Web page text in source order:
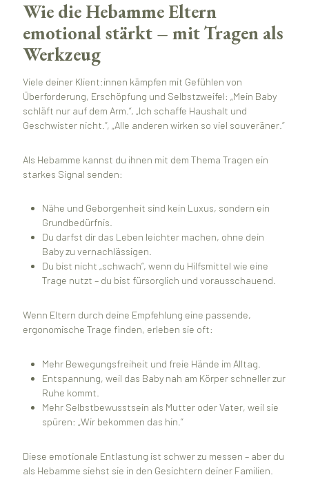
Wie die Hebamme Eltern
emotional stärkt – mit Tragen als
Werkzeug
Viele deiner Klient:innen kämpfen mit Gefühlen von
Überforderung, Erschöpfung und Selbstzweifel: „Mein Baby
schläft nur auf dem Arm.“, „Ich schaffe Haushalt und
Geschwister nicht.“, „Alle anderen wirken so viel souveräner.“
Als Hebamme kannst du ihnen mit dem Thema Tragen ein
starkes Signal senden:
Nähe und Geborgenheit sind kein Luxus, sondern ein
Grundbedürfnis.
Du darfst dir das Leben leichter machen, ohne dein
Baby zu vernachlässigen.
Du bist nicht „schwach“, wenn du Hilfsmittel wie eine
Trage nutzt – du bist fürsorglich und vorausschauend.
Wenn Eltern durch deine Empfehlung eine passende,
ergonomische Trage finden, erleben sie oft:
Mehr Bewegungsfreiheit und freie Hände im Alltag.
Entspannung, weil das Baby nah am Körper schneller zur
Ruhe kommt.
Mehr Selbstbewusstsein als Mutter oder Vater, weil sie
spüren: „Wir bekommen das hin.“
Diese emotionale Entlastung ist schwer zu messen – aber du
als Hebamme siehst sie in den Gesichtern deiner Familien.